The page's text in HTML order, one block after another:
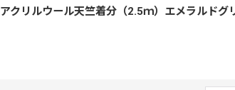
アクリルウール天竺着分（2.5ｍ）エメラルドグ